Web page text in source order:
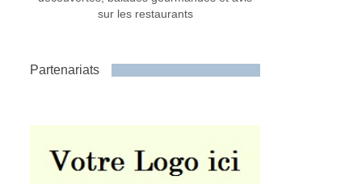
sur les restaurants
Partenariats